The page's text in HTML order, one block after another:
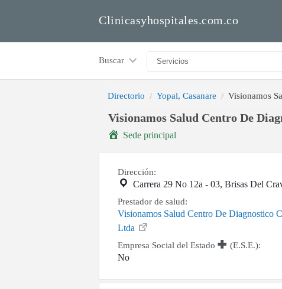
Clinicasyhospitales.com.co
Buscar
Directorio Yopal, Casanare Visionamos
Visionamos Salud Centro De
Sede principal
Dirección:
Carrera 29 No 12a - 03, Brisas Del
Prestador de salud:
Visionamos Salud Centro De Diagnostico
Ltda
Empresa Social del Estado
(E.S.E.):
No